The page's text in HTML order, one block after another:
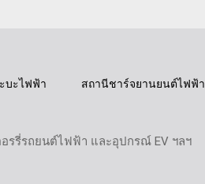
บะไฟฟ้า สถานีชาร์จยานยนต์ไฟฟ้า
รรี่รถยนต์ไฟฟ้า และอุปกรณ์ EV ฯลฯ